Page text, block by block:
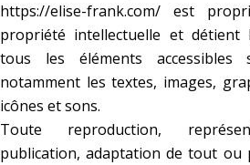
https://elise-frank.com/ est
propriété intellectuelle et détient
tous les éléments
notamment les textes, images,
icônes et sons.
Toute reproduction,
publication, adaptation de tout ou